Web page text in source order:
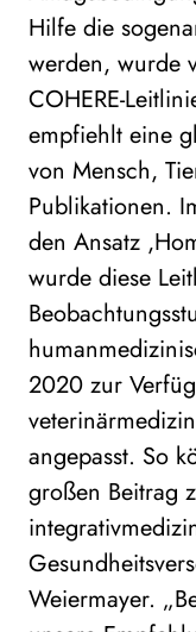
Hilfe die
werden, wurde
COHERE-
empfiehlt eine
von Mensch,
Publikationen.
den Ansatz
wurde diese
2020 zur
angepasst. So
großen Beitrag
Weiermayer.